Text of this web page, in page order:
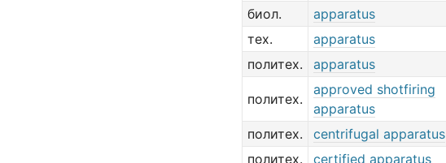
биол.
apparatus
тех.
apparatus
политех.
apparatus
политех.
approved shotfiring
apparatus
политех. centrifugal apparatus
политех.
certified apparatus